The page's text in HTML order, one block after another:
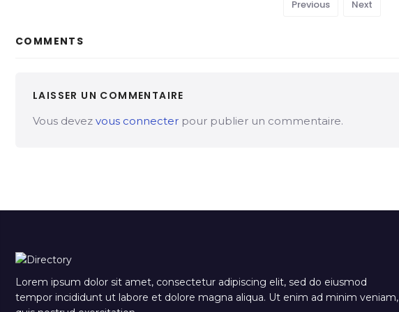
Previous Next
COMMENTS
LAISSER UN COMMENTAIRE
Vous devez vous connecter pour publier un commentaire.
Lorem ipsum dolor sit amet, consectetur adipiscing elit, sed do eiusmod
tempor incididunt ut labore et dolore magna aliqua. Ut enim ad minim veniam,